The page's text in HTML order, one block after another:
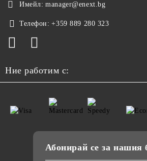
Имейл: manager@enext.bg
Телефон: +359 889 280 323
Ние работим с:
Абонирай се за нашия